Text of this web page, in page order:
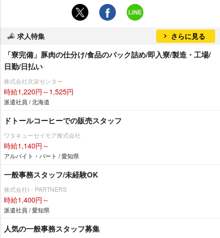
求人特集 さらに見る
「寮完備」豚肉の仕分け/食品のパック詰め/即入寮/製造・工場/
日勤/日払い
株式会社京栄センター
時給1,220円～1,525円
派遣社員 / 北海道
ドトールコーヒーでの販売スタッフ
ワタキューセイモア株式会社
時給1,140円～
アルバイト・パート / 愛知県
一般事務スタッフ/未経験OK
株式会社I・PARTNERS
時給1,400円～
派遣社員 / 愛知県
人気の一般事務スタッフ募集